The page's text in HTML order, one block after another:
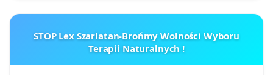
STOP Lex Szarlatan-Brońmy Wolności Wyboru
Terapii Naturalnych !